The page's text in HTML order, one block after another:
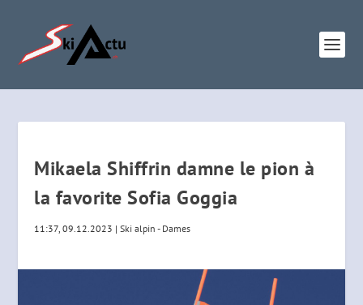
Mikaela Shiffrin damne le pion à
la favorite Sofia Goggia
11:37, 09.12.2023 |Ski alpin - Dames